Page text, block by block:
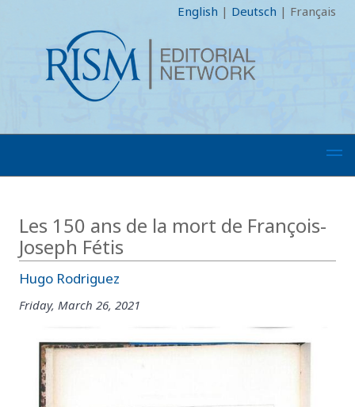
English | Deutsch | Français
Les 150 ans de la mort de François-
Joseph Fétis
Hugo Rodriguez
Friday, March 26, 2021